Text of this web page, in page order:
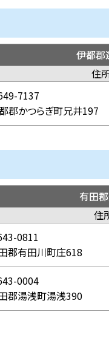
伊都郡
住
7137
都郡かつ
有田
住
0811
田郡有
0004
郡湯浅町湯浅390